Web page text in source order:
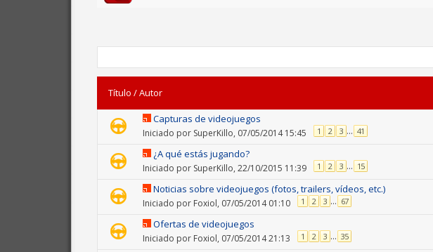
Título /Autor
Capturas de videojuegos
Iniciado por SuperKillo, 07/05/2014 15:45 1 2 3 ... 41
¿A qué estás jugando?
Iniciado por SuperKillo, 22/10/2015 11:39 1 2 3 ... 15
Noticias sobre videojuegos (fotos, trailers, vídeos, etc.)
Iniciado por Foxiol, 07/05/2014 01:10 1 2 3 ... 67
Ofertas de videojuegos
Iniciado por Foxiol, 07/05/2014 21:13 1 2 3 ... 35